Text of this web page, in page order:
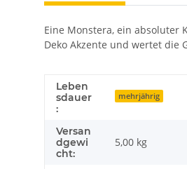
Eine Monstera, ein absoluter
Deko Akzente und wertet die
Leben
sdauer
:
mehrjährig
Versan
dgewi
cht:
5,00 kg